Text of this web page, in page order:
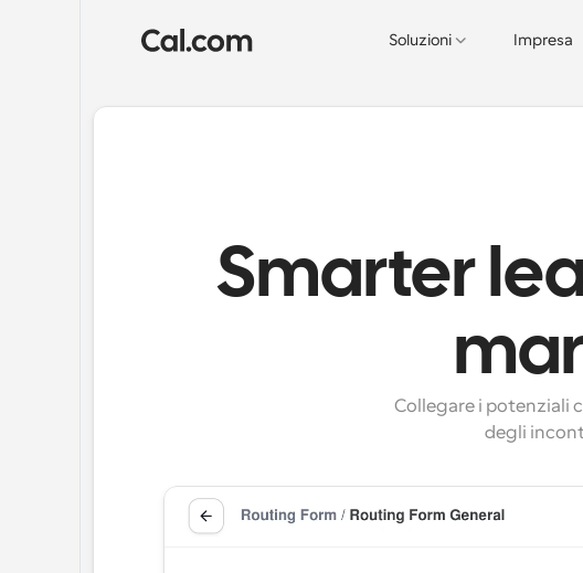
Soluzioni Impresa
Smarter
Collegare i potenziali
degli